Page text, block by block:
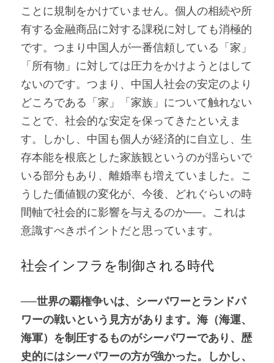
ことに規制をかけていません。個人の相続や所
有する金融商品に対する課税に対しても消極的
です。つまり中国人が一番信頼している「家」
「所有物」に対しては圧力をかけようとはして
ないのです。つまり、中国人社会の安定のより
どころである「家」「家族」について触れない
ことで、社会的な安定を保ってきたといえま
す。しかし、中国も個人が経済的に自立し、生
存本能を根底とした家族観というのが揺らいで
いる部分もあり、離婚率も増えていました。こ
うした価値観の変化が、今後、どれぐらいの時
間軸で社会的に影響を与えるのか──。これは
意識すべきポイントだと思っています。
社会インフラを制御される時代
──世界の覇権争いは、シーパワーとランドパ
ワーの戦いという見方があります。海（海運、
海軍）を制圧するものがシーパワーであり、歴
史的にはシーパワーの方が強かった。しかし、